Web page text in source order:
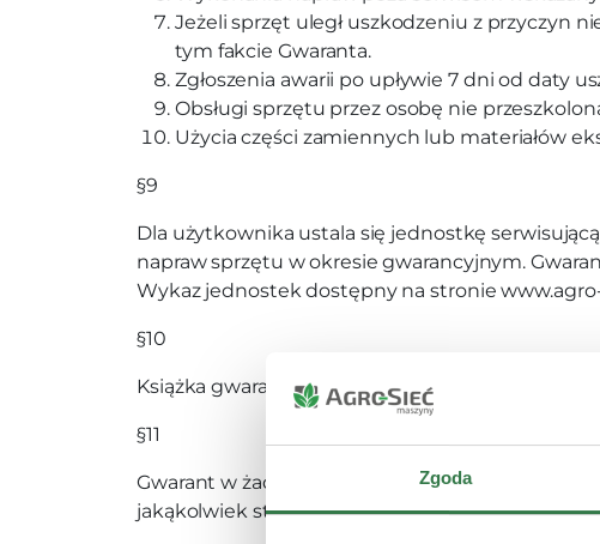
Zgoda
Jeżeli sprzęt uległ uszkodzeniu z przyczyn
tym fakcie Gwaranta.
Zgłoszenia awarii po upływie 7 dni od daty
Obsługi sprzętu przez osobę nie
Użycia części zamiennych lub materiałów
§9
Dla użytkownika ustala się jednostkę
napraw sprzętu w okresie gwarancyjnym.
Wykaz jednostek dostępny na stronie
§10
Książka gwarancyjna wraz z protokółem
§11
Gwarant w żadnym wypadku nie będzie
jakąkolwiek stratę zysku czy za jakąkolwiek